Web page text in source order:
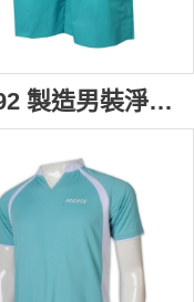
SU292 製造男裝淨色校服 訂製短褲校服 校服專營 100棉 湖藍色 新加坡